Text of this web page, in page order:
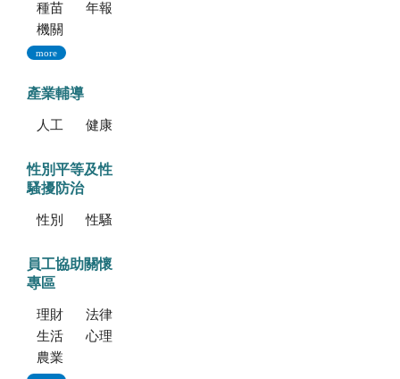
種苗科技專訊
年報
機關誌
more
產業輔導
人工培植拖鞋蘭 健康種苗驗證
性別平等及性
騷擾防治
性別平等專區 性騷擾防治專區
員工協助關懷
專區
理財資源
法律資源
生活健康資源
心理資源
農業部特約員工協助方案諮詢服務